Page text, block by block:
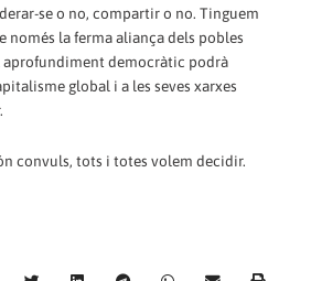
se o no, compartir o no. Tinguem
només la ferma aliança dels pobles
aprofundiment democràtic podrà
global i a les seves xarxes
convuls, tots i totes volem decidir.